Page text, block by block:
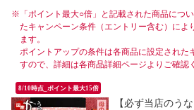
※ 「ポイント最大○倍」と記載された商品につ
たキャンペーン条件（エントリー含む）によ
ます。
ポイントアップの条件は各商品に設定された
すので、詳細は各商品詳細ページよりご確認
8/10時点_ポイント最大15倍
【必ず当店のう